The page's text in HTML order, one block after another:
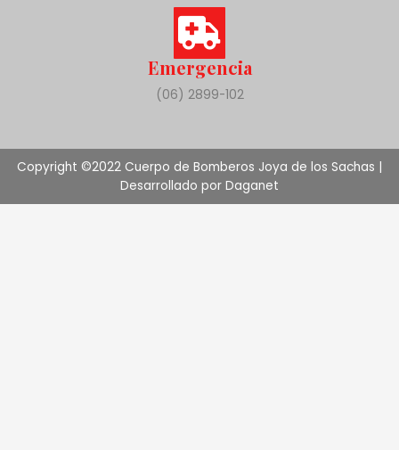
Emergencia
(06) 2899-102
Copyright ©2022 Cuerpo de Bomberos Joya de los Sachas |
Desarrollado por Daganet